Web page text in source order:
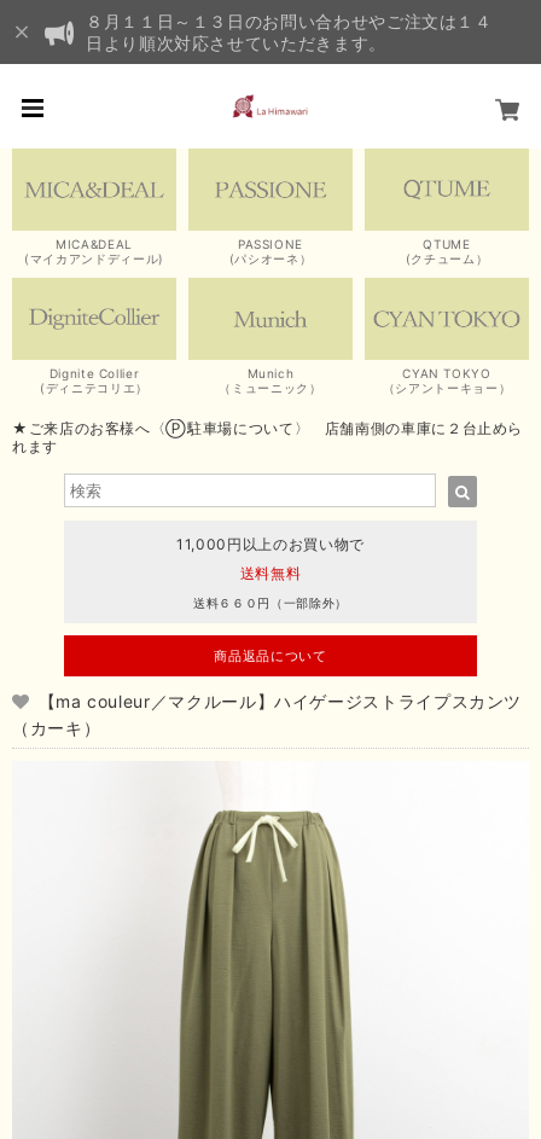
８月１１日～１３日のお問い合わせやご注文は１４
日より順次対応させていただきます。
MICA&DEAL
(マイカアンドディール)
PASSIONE
(パシオーネ）
QTUME
(クチューム）
Dignite Collier
(ディニテコリエ）
Munich
（ミューニック）
CYAN TOKYO
（シアントーキョー）
★ご来店のお客様へ〈Ⓟ駐車場について〉 店舗南側の車庫に２台止めら
れます
11,000円以上のお買い物で
送料無料
送料６６０円（一部除外）
商品返品について
【ma couleur／マクルール】ハイゲージストライプスカンツ
（カーキ）